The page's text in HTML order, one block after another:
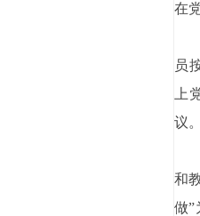
在
员
上
议。
“
和
做”